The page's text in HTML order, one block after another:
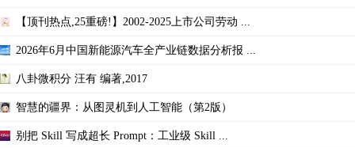
【顶刊热点,25重磅!】2002-2025上市公司劳动 ...
2026年6月中国新能源汽车全产业链数据分析报 ...
八卦微积分 汪有 编著,2017
智慧的疆界：从图灵机到人工智能（第2版）
别把 Skill 写成超长 Prompt：工业级 Skill ...